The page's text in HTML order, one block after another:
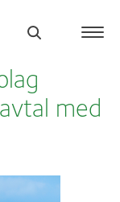
med